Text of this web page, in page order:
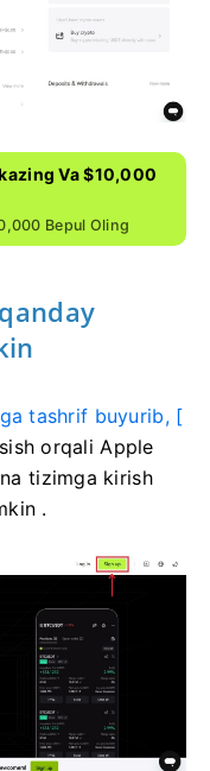
Va $10,000
Bepul Oling
tashrif buyurib, [
orqali Apple
tizimga kirish
.